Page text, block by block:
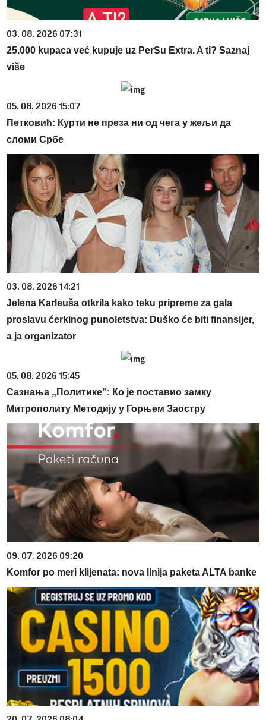
03. 08. 2026 07:31
25.000 kupaca već kupuje uz PerSu Extra. A ti? Saznaj
više
05. 08. 2026 15:07
Петковић: Курти не преза ни од чега у жељи да
сломи Србе
03. 08. 2026 14:21
Jelena Karleuša otkrila kako teku pripreme za gala
proslavu ćerkinog punoletstva: Duško će biti finansijer,
a ja organizator
05. 08. 2026 15:45
Сазнања „Политике”: Ко је поставио замку
Митрополиту Методију у Горњем Заостру
09. 07. 2026 09:20
Komfor po meri klijenata: nova linija paketa ALTA banke